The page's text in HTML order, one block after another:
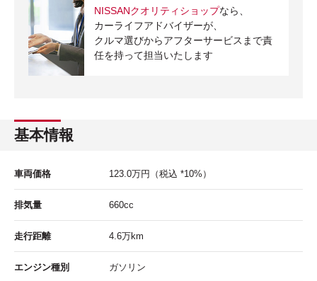
NISSANクオリティショップなら、
カーライフアドバイザーが、
クルマ選びからアフターサービスまで責
任を持って担当いたします
基本情報
車両価格 123.0万円 （税込 *10%）
排気量 660cc
走行距離 4.6万km
エンジン種別 ガソリン